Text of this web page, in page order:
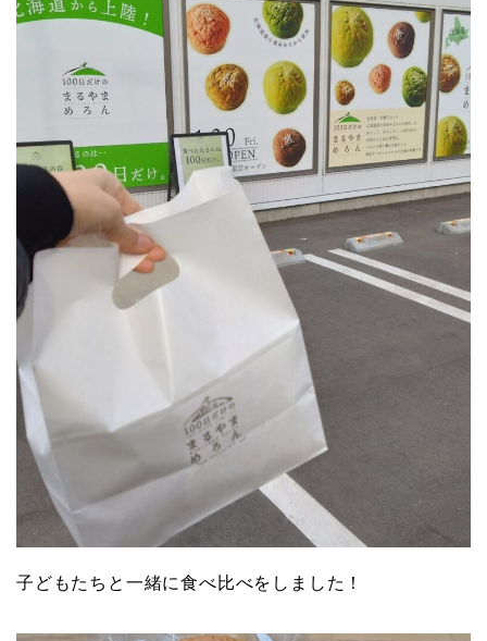
子どもたちと一緒に食べ比べをしました！